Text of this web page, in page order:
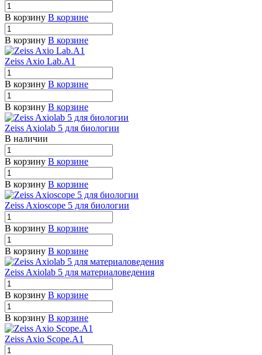
В корзину В корзине
В корзину В корзине
Zeiss Axio Lab.A1
В корзину В корзине
В корзину В корзине
Zeiss Axiolab 5 для биологии
В наличии
В корзину В корзине
В корзину В корзине
Zeiss Axioscope 5 для биологии
В корзину В корзине
В корзину В корзине
Zeiss Axiolab 5 для материаловедения
В корзину В корзине
В корзину В корзине
Zeiss Axio Scope.A1